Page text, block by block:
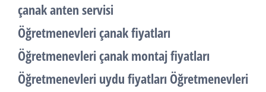
çanak anten servisi
Öğretmenevleri çanak fiyatları
Öğretmenevleri çanak montaj fiyatları
Öğretmenevleri uydu fiyatları Öğretmenevleri